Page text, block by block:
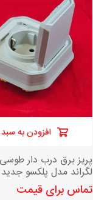
پریز برق درب دار طوسی
لگراند مدل پلکسو جدید IP55
تماس برای قیمت
افزودن به